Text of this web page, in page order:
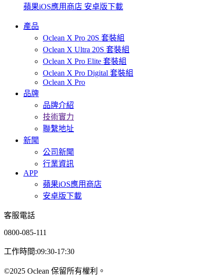
蘋果iOS應用商店 安卓版下載
產品
Oclean X Pro 20S 套裝組
Oclean X Ultra 20S 套裝組
Oclean X Pro Elite 套裝組
Oclean X Pro Digital 套裝組
Oclean X Pro
品牌
品牌介紹
技術實力
聯繫地址
新聞
公司新聞
行業資訊
APP
蘋果iOS應用商店
安卓版下載
客服電話
0800-085-111
工作時間:09:30-17:30
©2025 Oclean 保留所有權利。